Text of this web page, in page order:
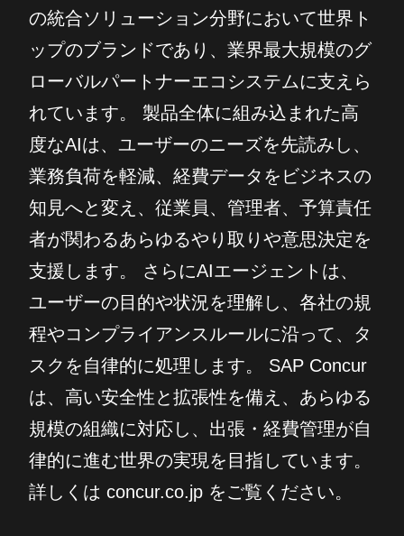
の統合ソリューション分野において世界ト
ップのブランドであり、業界最大規模のグ
ローバルパートナーエコシステムに支えら
れています。 製品全体に組み込まれた高
度なAIは、ユーザーのニーズを先読みし、
業務負荷を軽減、経費データをビジネスの
知見へと変え、従業員、管理者、予算責任
者が関わるあらゆるやり取りや意思決定を
支援します。 さらにAIエージェントは、
ユーザーの目的や状況を理解し、各社の規
程やコンプライアンスルールに沿って、タ
スクを自律的に処理します。 SAP Concur
は、高い安全性と拡張性を備え、あらゆる
規模の組織に対応し、出張・経費管理が自
律的に進む世界の実現を目指しています。
詳しくは concur.co.jp をご覧ください。